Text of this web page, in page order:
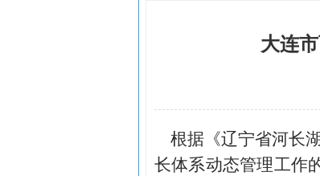
大连
根据《辽宁省河长
长体系动态管理工作